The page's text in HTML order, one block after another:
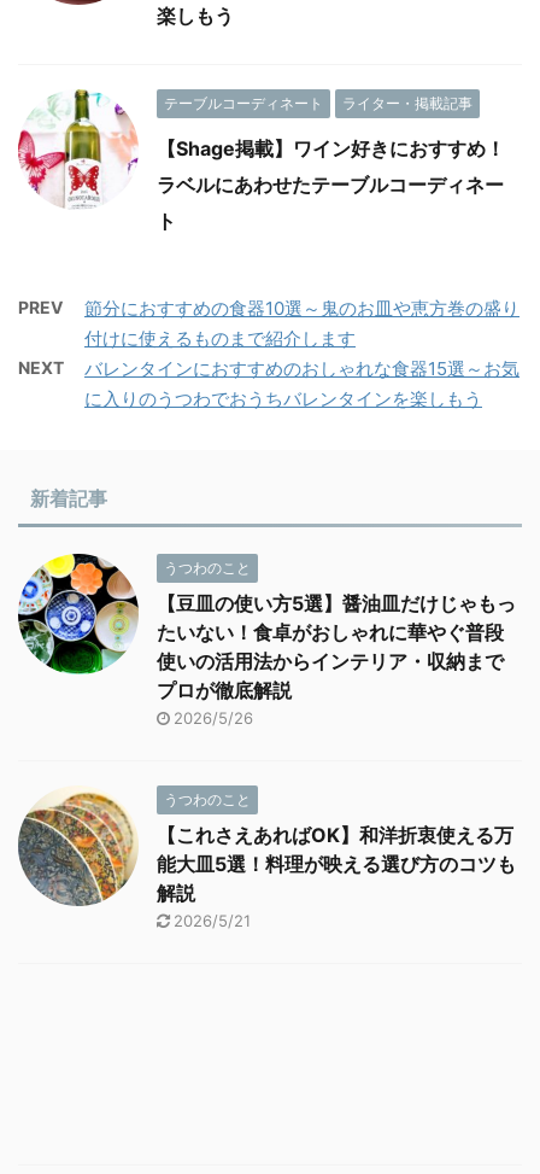
楽しもう
テーブルコーディネート ライター・掲載記事
【Shage掲載】ワイン好きにおすすめ！
ラベルにあわせたテーブルコーディネー
ト
PREV
節分におすすめの食器10選～鬼のお皿や恵方巻の盛り
付けに使えるものまで紹介します
NEXT
バレンタインにおすすめのおしゃれな食器15選～お気
に入りのうつわでおうちバレンタインを楽しもう
新着記事
うつわのこと
【豆皿の使い方5選】醤油皿だけじゃもっ
たいない！食卓がおしゃれに華やぐ普段
使いの活用法からインテリア・収納まで
プロが徹底解説
2026/5/26
うつわのこと
【これさえあればOK】和洋折衷使える万
能大皿5選！料理が映える選び方のコツも
解説
2026/5/21